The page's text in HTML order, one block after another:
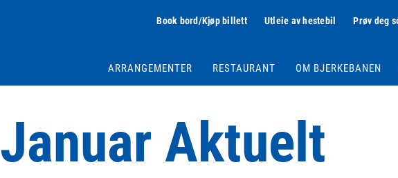
Book bord/Kjøp billett Utleie av hestebil Prøv deg
ARRANGEMENTER RESTAURANT OM BJERKEBANEN
Januar Aktuelt